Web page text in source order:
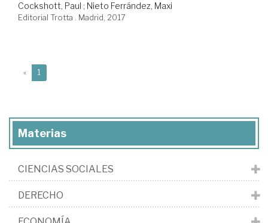
Cockshott, Paul ; Nieto Ferrández, Maxi
Editorial Trotta . Madrid, 2017
« 1
Materias
CIENCIAS SOCIALES
DERECHO